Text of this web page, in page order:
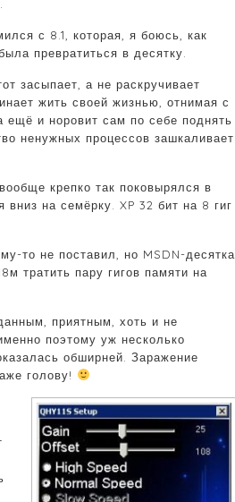
с 8.1, которая, я боюсь, как
превратиться в десятку.
засыпает, а не раскручивает
жить своей жизнью, отнимая с
и норовит сам по себе поднять
ненужных процессов зашкаливает
крепко так поковырялся в
на семёрку. XP 32 бит на 8 гиг
то не поставил, но MSDN-десятка
тратить пару гигов памяти на
приятным, хоть и не
поэтому уж несколько
обширней. Заражение
голову!